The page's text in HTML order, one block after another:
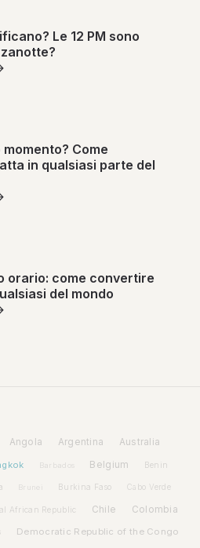
Le 12 PM sono
Come
in qualsiasi parte del
orario: come convertire
del mondo
Angola Argentina Australia
Barbados Belgium Benin
Brunei Burkina Faso Cabo Verde
African Republic Chile Colombia
Democratic Republic of the Congo